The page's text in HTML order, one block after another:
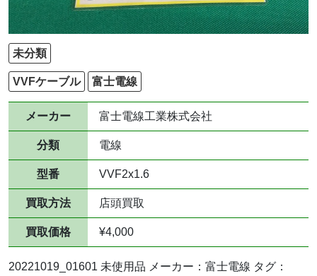
未分類
VVFケーブル 富士電線
メーカー 富士電線工業株式会社
分類 電線
型番 VVF2x1.6
買取方法 店頭買取
買取価格 ¥4,000
20221019_01601 未使用品 メーカー：富士電線 タグ：